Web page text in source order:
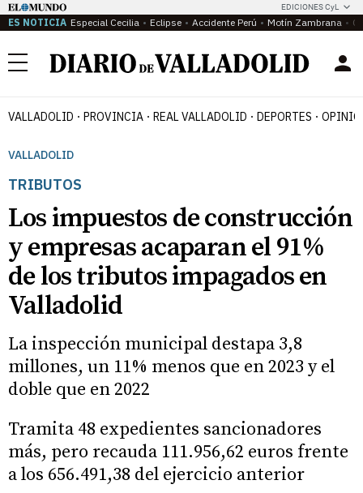
EDICIONES CyL
ES NOTICIA Especial Cecilia Eclipse Accidente Perú Motín Zambrana
Menú
VALLADOLID PROVINCIA REAL VALLADOLID DEPORTES
VALLADOLID
TRIBUTOS
Los impuestos de construcción
y empresas acaparan el 91%
de los tributos impagados en
Valladolid
La inspección municipal destapa 3,8
millones, un 11% menos que en 2023 y el
doble que en 2022
Tramita 48 expedientes sancionadores
más, pero recauda 111.956,62 euros frente
a los 656.491,38 del ejercicio anterior